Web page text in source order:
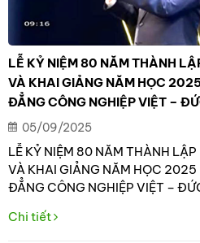
LỄ KỶ NIỆM 80 NĂM THÀNH
VÀ KHAI GIẢNG NĂM HỌC
ĐẲNG CÔNG NGHIỆP VIỆT –
05/09/2025
LỄ KỶ NIỆM 80 NĂM THÀNH
VÀ KHAI GIẢNG NĂM HỌC
ĐẲNG CÔNG NGHIỆP VIỆT –
Chi tiết